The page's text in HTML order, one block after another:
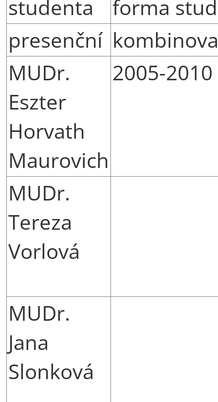
studenta
forma
presenční
MUDr.
Eszter
Horvath
Maurovich
2005-2010
MUDr.
Tereza
Vorlová
MUDr.
Jana
Slonková